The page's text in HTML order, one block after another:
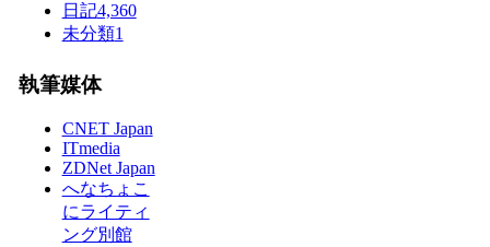
日記4,360
未分類1
執筆媒体
CNET Japan
ITmedia
ZDNet Japan
へなちょこ
にライティ
ング別館